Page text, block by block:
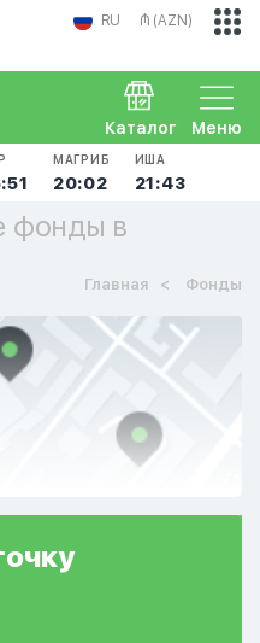
RU ₼ (AZN)
Меню
Каталог
МАГРИБ
20:02
ИША
21:43
фонды в
Главная Фонды